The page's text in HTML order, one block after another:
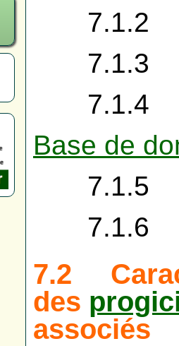
7.1.2
7.1.3
Base de
7.1.5
7.1.6
7.2
des
associés